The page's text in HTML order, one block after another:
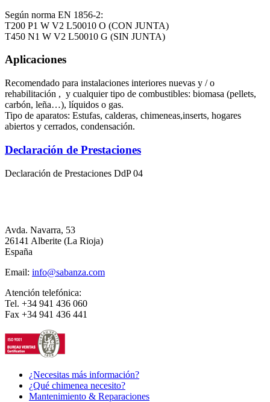
Según norma EN 1856-2:
T200 P1 W V2 L50010 O (CON JUNTA)
T450 N1 W V2 L50010 G (SIN JUNTA)
Aplicaciones
Recomendado para instalaciones interiores nuevas y / o
rehabilitación , y cualquier tipo de combustibles: biomasa (pellets,
carbón, leña…), líquidos o gas.
Tipo de aparatos: Estufas, calderas, chimeneas,inserts, hogares
abiertos y cerrados, condensación.
Declaración de Prestaciones
Declaración de Prestaciones DdP 04
Avda. Navarra, 53
26141 Alberite (La Rioja)
España
Email: info@sabanza.com
Atención telefónica:
Tel. +34 941 436 060
Fax +34 941 436 441
¿Necesitas más información?
¿Qué chimenea necesito?
Mantenimiento & Reparaciones